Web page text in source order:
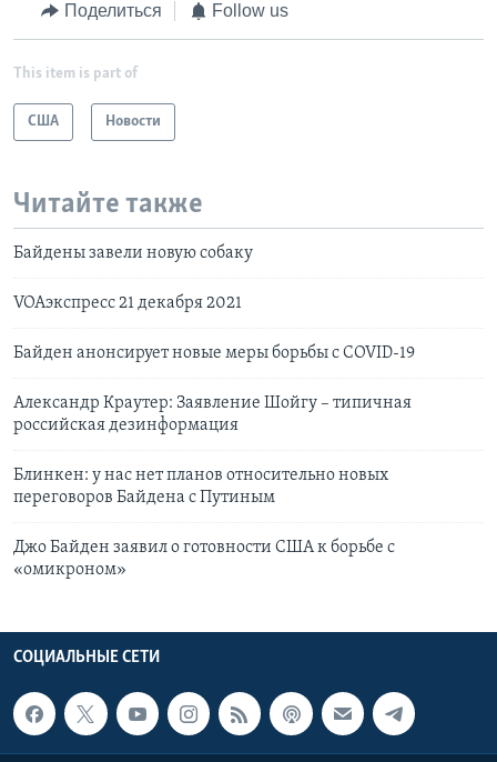
Поделиться Follow us
This item is part of
США Новости
Читайте также
Байдены завели новую собаку
VOAэкспресс 21 декабря 2021
Байден анонсирует новые меры борьбы с COVID-19
Александр Краутер: Заявление Шойгу – типичная
российская дезинформация
Блинкен: у нас нет планов относительно новых
переговоров Байдена с Путиным
Джо Байден заявил о готовности США к борьбе с
«омикроном»
СОЦИАЛЬНЫЕ СЕТИ